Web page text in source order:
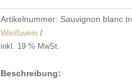
Menge
Artikelnummer: Sauvignon blanc
Weißwein
inkl. 19 % MwSt.
Beschreibung: